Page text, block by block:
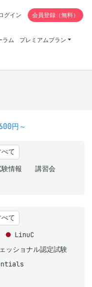
ラム
プレミアムプラン
グイン 会員登録（無料）
円～
て
験情報
講習会
て
LinuC
ッショナル認定試験